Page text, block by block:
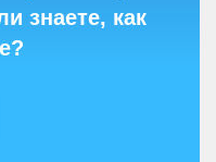
знаете, как